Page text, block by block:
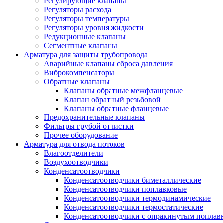
Регуляторы расхода
Регуляторы температуры
Регуляторы уровня жидкости
Редукционные клапаны
Сегментные клапаны
Арматура для защиты трубопровода
Аварийные клапаны сброса давления
Виброкомпенсаторы
Обратные клапаны
Клапаны обратные межфланцевые
Клапан обратный резьбовой
Клапаны обратные фланцевые
Предохранительные клапаны
Фильтры грубой отчистки
Прочее оборудование
Арматура для отвода потоков
Влагоотделители
Воздухоотводчики
Конденсатоотводчики
Конденсатоотводчики биметаллические
Конденсатоотводчики поплавковые
Конденсатоотводчики термодинамические
Конденсатоотводчики термостатические
Конденсатоотводчики с опракинутым